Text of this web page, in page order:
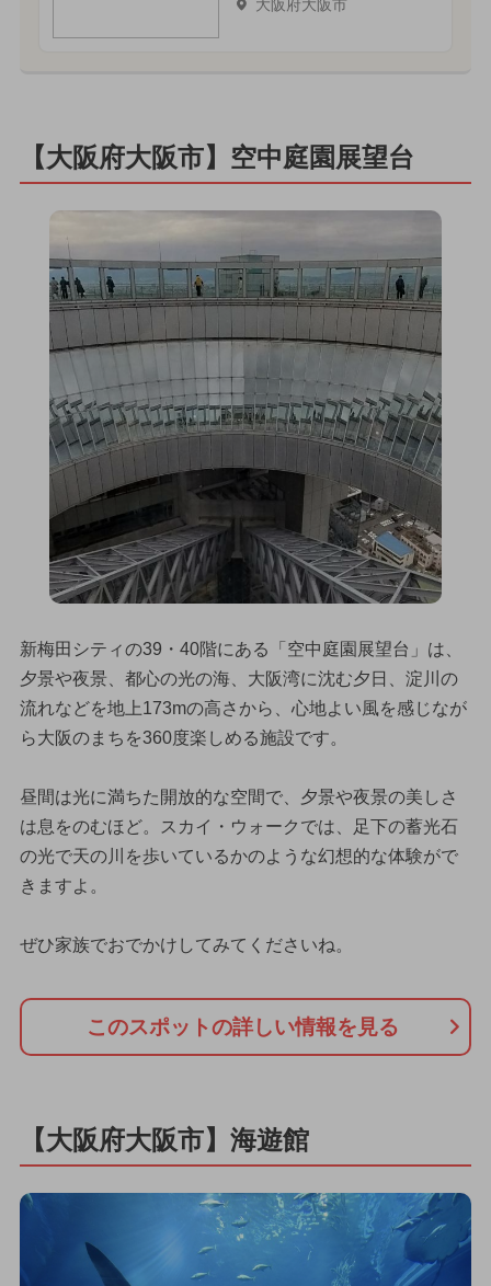
大阪府大阪市
【大阪府大阪市】空中庭園展望台
新梅田シティの39・40階にある「空中庭園展望台」は、
夕景や夜景、都心の光の海、大阪湾に沈む夕日、淀川の
流れなどを地上173mの高さから、心地よい風を感じなが
ら大阪のまちを360度楽しめる施設です。
昼間は光に満ちた開放的な空間で、夕景や夜景の美しさ
は息をのむほど。スカイ・ウォークでは、足下の蓄光石
の光で天の川を歩いているかのような幻想的な体験がで
きますよ。
ぜひ家族でおでかけしてみてくださいね。
このスポットの詳しい情報を見る
【大阪府大阪市】海遊館